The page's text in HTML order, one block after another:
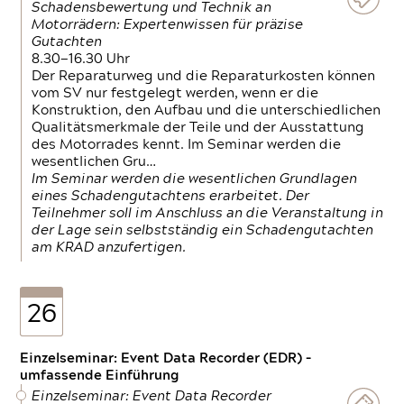
Schadensbewertung und Technik an
Motorrädern: Expertenwissen für präzise
Gutachten
8.30—16.30 Uhr
Der Reparaturweg und die Reparaturkosten können
vom SV nur festgelegt werden, wenn er die
Konstruktion, den Aufbau und die unterschiedlichen
Qualitätsmerkmale der Teile und der Ausstattung
des Motorrades kennt. Im Seminar werden die
wesentlichen Gru…
Im Seminar werden die wesentlichen Grundlagen
eines Schadengutachtens erarbeitet. Der
Teilnehmer soll im Anschluss an die Veranstaltung in
der Lage sein selbstständig ein Schadengutachten
am KRAD anzufertigen.
26
Einzelseminar: Event Data Recorder (EDR) –
umfassende Einführung
Einzelseminar: Event Data Recorder